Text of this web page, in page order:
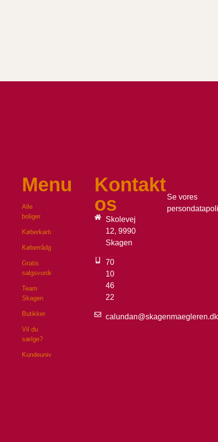
Menu
Alle
boliger
Køberkartotek
Køberrådgivning
Gratis
salgsvurdering
Team
Skagen
Butikker
Vil du
sælge?
Kundeunivers
Kontakt
os
Skolevej
12, 9990
Skagen
70
10
46
22
calundan@skagenmaegleren.dk
Se vores